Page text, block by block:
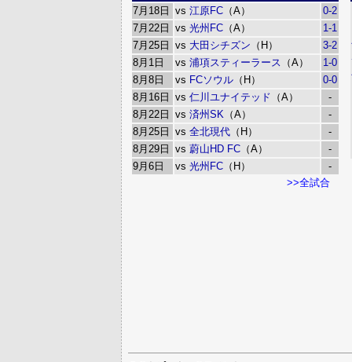
7月18日
vs 江原FC （A）
0-2
7月22日
vs 光州FC （A）
1-1
7月25日
vs 大田シチズン （H）
3-2
8月1日
vs 浦項スティーラース （A）
1-0
8月8日
vs FCソウル （H）
0-0
8月16日
vs 仁川ユナイテッド （A）
-
8月22日
vs 済州SK （A）
-
8月25日
vs 全北現代 （H）
-
8月29日
vs 蔚山HD FC （A）
-
9月6日
vs 光州FC （H）
-
>>全試合